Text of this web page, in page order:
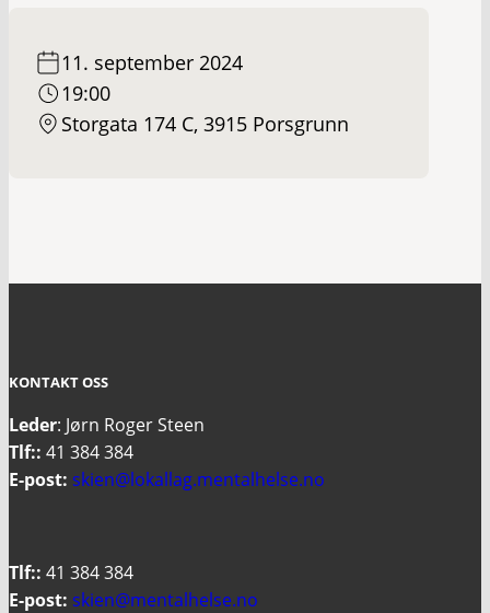
11. september 2024
19:00
Storgata 174 C, 3915 Porsgrunn
KONTAKT OSS
Leder: Jørn Roger Steen
Tlf:: 41 384 384
E-post: skien@lokallag.mentalhelse.no
Tlf:: 41 384 384
E-post: skien@mentalhelse.no